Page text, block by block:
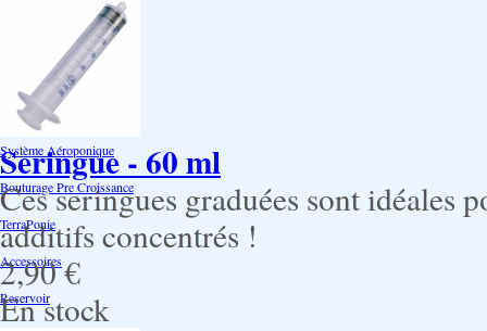
Ultraponie
Système goutte à goutte
Système Aéroponique
Bouturage Pre Croissance
TerraPonie
Accessoires
Reservoir
Seringue - 60 ml
Ces seringues graduées sont idéales
additifs concentrés !
2,90 €
En stock